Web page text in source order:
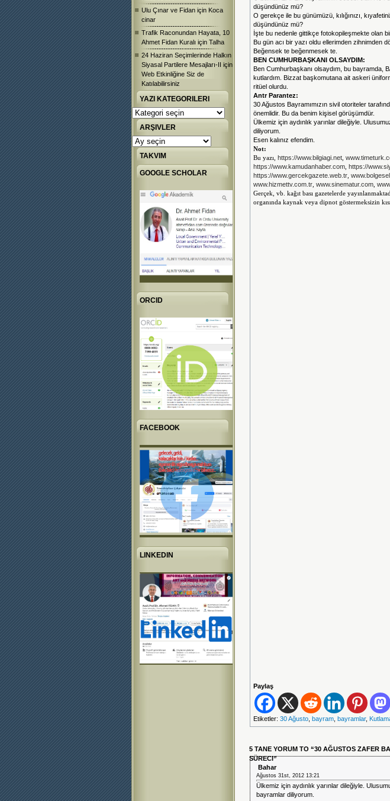
Ulu Çınar ve Fidan için Koca
cinar
Trafik Raconundan Hayata, 10
Ahmet Fidan Kuralı için Talha
24 Haziran Seçimlerinde Halkın
Siyasal Partilere Mesajları-II için
Web Etkinliğine Siz de
Katılabilirsiniz
YAZI KATEGORILERI
Yazı
Kategorileri
ARŞIVLER
Arşivler
TAKVIM
GOOGLE SCHOLAR
ORCID
FACEBOOK
LINKEDIN
düşündünüz mü?
O gerekçe ile bu günümüzü, kılığınızı,
düşündünüz mü?
İşte bu nedenle gittikçe fotokopileşmekte olan
Bu gün acı bir yazı oldu ellerimden zihnimden
Beğensek te beğenmesek te.
BEN CUMHURBAŞKANI OLSAYDIM:
Ben Cumhurbaşkanı olsaydım, bu bayramda,
kutlardım. Bizzat başkomutana ait askeri
ritüel olurdu.
Antr Parantez:
30 Ağustos Bayramımızın sivil otoriteler
önemlidir. Bu da benim kişisel görüşümdür.
Ülkemiz için aydınlık yarınlar dileğiyle.
diliyorum.
Esen kalınız efendim.
Not:
Bu yazı, https://www.bilgiagi.net
https://www.kamudanhaber.com https://
https://www.gercekgazete.web.tr
www.hizmettv.com.tr www.sinematur.com
Gerçek, vb. kağıt bası gazetelerde
organında kaynak veya dipnot göstermeksizin
Paylaş
Etiketler: 30 Ağusto bayram bayramlar,
5 TANE YORUM TO “30 AĞUSTOS ZAFER
SÜRECI”
Bahar
Ağustos 31st, 2012 13:21
Ülkemiz için aydınlık yarınlar dileğiyle.
bayramlar diliyorum.